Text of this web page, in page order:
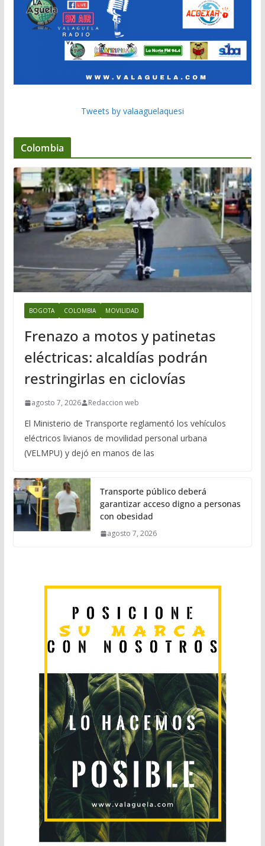
Tweets by valaaguelaquesi
Colombia
BOGOTA COLOMBIA MOVILIDAD
Frenazo a motos y patinetas
eléctricas: alcaldías podrán
restringirlas en ciclovías
agosto 7, 2026 Redaccion web
El Ministerio de Transporte reglamentó los vehículos
eléctricos livianos de movilidad personal urbana
(VELMPU) y dejó en manos de las
Transporte público deberá
garantizar acceso digno a personas
con obesidad
agosto 7, 2026